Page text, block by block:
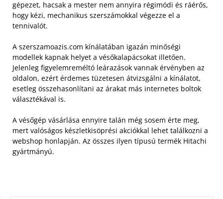
gépezet, hacsak a mester nem annyira régimódi és ráérős,
hogy kézi, mechanikus szerszámokkal végezze el a
tennivalót.
A szerszamoazis.com kínálatában igazán minőségi
modellek kapnak helyet a vésőkalapácsokat illetően.
Jelenleg figyelemreméltó leárazások vannak érvényben az
oldalon, ezért érdemes tüzetesen átvizsgálni a kínálatot,
esetleg összehasonlítani az árakat más internetes boltok
választékával is.
A vésőgép vásárlása ennyire talán még sosem érte meg,
mert valóságos készletkisöprési akciókkal lehet találkozni a
webshop honlapján. Az összes ilyen típusú termék Hitachi
gyártmányú.